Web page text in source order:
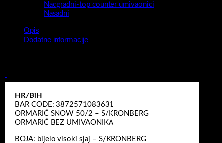
Nadgradni-top counter umivaonici
Nasadni
Opis
Dodatne informacije
HR/BiH
BAR CODE: 3872571083631
ORMARIĆ SNOW 50/2 – S/KRONBERG
ORMARIĆ BEZ UMIVAONIKA
BOJA: bijelo visoki sjaj – S/KRONBERG